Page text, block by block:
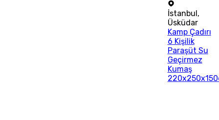
İstanbul,
Üsküdar
Kamp Çadırı
6 Kişilik
Paraşüt Su
Geçirmez
Kumaş